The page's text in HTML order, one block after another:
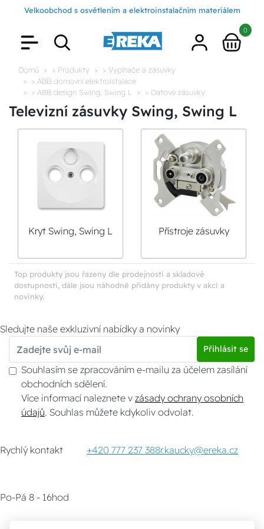
Velkoobchod s osvětlením a elektroinstalačním materiálem
0
Domů > Produkty
> Vypínače a zásuvky
> ABB domovní elektroistalace
> ABB design Swing, Swing L
> Datové zásuvky
Televizní zásuvky Swing, Swing L
Kryt Swing, Swing L
rozhlasové a
satelitní
Přístroje zásuvky
a satelitní
Top produkty jsou řazeny dle prodejnosti a skladové
dostupnosti, dále jsou náhodně přidány produkty v akci a
novinky.
Sledujte naše exkluzivní nabídky a novinky
Přihlásit se
Souhlasím se zpracováním e-mailu za účelem zasílání
obchodních sdělení.
Více informací naleznete v zásady ochrany osobních
údajů . Souhlas můžete kdykoliv odvolat.
Rychlý kontakt +420 777 237 388r.kaucky@ereka.cz
Po-Pá 8 - 16hod